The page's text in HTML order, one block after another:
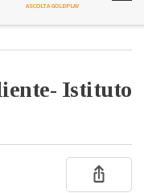
ASCOLTA GOLDPLAY
Istituto